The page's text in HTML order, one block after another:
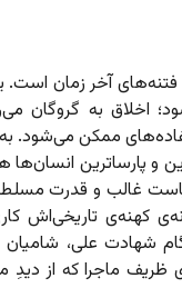
فتنه‌های آخر زمان
اخلاق به گروگان
ممکن می‌شود.
و پارسا‌ترین انسان‌ها
غالب و قدرت
کهنه‌ی تاریخی‌اش
شهادت علی،
ماجرا که از دیدِ